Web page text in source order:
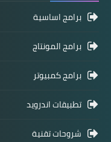
برامج اساسية
برامج المونتاج
برامج كمبيوتر
تطبيقات اندرويد
شروحات تقنية